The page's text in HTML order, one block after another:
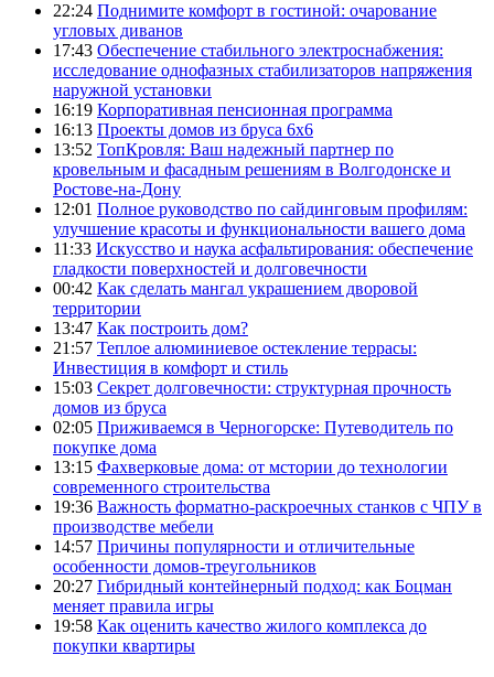
22:24 Поднимите комфорт в гостиной: очарование
угловых диванов
17:43 Обеспечение стабильного электроснабжения:
исследование однофазных стабилизаторов напряжения
наружной установки
16:19 Корпоративная пенсионная программа
16:13 Проекты домов из бруса 6х6
13:52 ТопКровля: Ваш надежный партнер по
кровельным и фасадным решениям в Волгодонске и
Ростове-на-Дону
12:01 Полное руководство по сайдинговым профилям:
улучшение красоты и функциональности вашего дома
11:33 Искусство и наука асфальтирования: обеспечение
гладкости поверхностей и долговечности
00:42 Как сделать мангал украшением дворовой
территории
13:47 Как построить дом?
21:57 Теплое алюминиевое остекление террасы:
Инвестиция в комфорт и стиль
15:03 Секрет долговечности: структурная прочность
домов из бруса
02:05 Приживаемся в Черногорске: Путеводитель по
покупке дома
13:15 Фахверковые дома: от мстории до технологии
современного строительства
19:36 Важность форматно-раскроечных станков с ЧПУ в
производстве мебели
14:57 Причины популярности и отличительные
особенности домов-треугольников
20:27 Гибридный контейнерный подход: как Боцман
меняет правила игры
19:58 Как оценить качество жилого комплекса до
покупки квартиры